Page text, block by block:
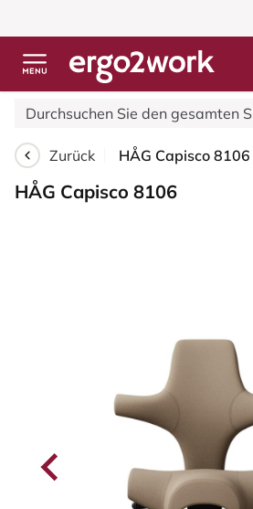
Zurück
HÅG Capisco 8106